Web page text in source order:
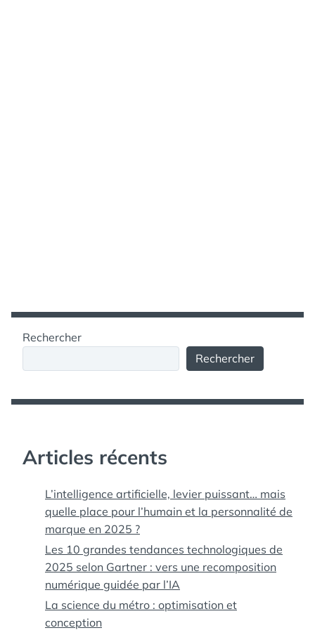
Rechercher
Rechercher
Articles récents
L’intelligence artificielle, levier puissant… mais
quelle place pour l’humain et la personnalité de
marque en 2025 ?
Les 10 grandes tendances technologiques de
2025 selon Gartner : vers une recomposition
numérique guidée par l’IA
La science du métro : optimisation et
conception